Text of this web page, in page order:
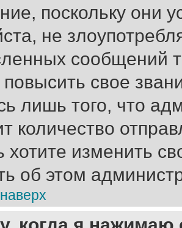
поскольку они
не
сообщений
повысить свое
лишь того, что
количество
хотите изменить
об этом